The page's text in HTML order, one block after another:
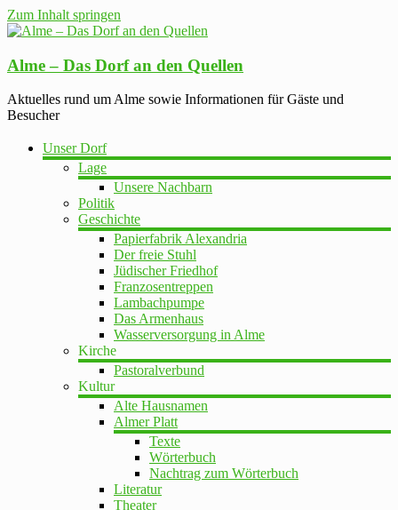
Zum Inhalt springen
Alme – Das Dorf an den Quellen
Aktuelles rund um Alme sowie Informationen für Gäste und
Besucher
Unser Dorf
Lage
Unsere Nachbarn
Politik
Geschichte
Papierfabrik Alexandria
Der freie Stuhl
Jüdischer Friedhof
Franzosentreppen
Lambachpumpe
Das Armenhaus
Wasserversorgung in Alme
Kirche
Pastoralverbund
Kultur
Alte Hausnamen
Almer Platt
Texte
Wörterbuch
Nachtrag zum Wörterbuch
Literatur
Theater